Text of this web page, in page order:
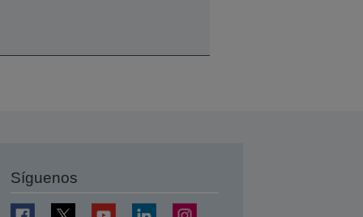
Síguenos